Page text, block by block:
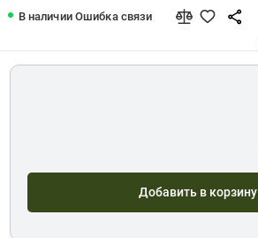
В наличии Ошибка связи
Добавить в корзину